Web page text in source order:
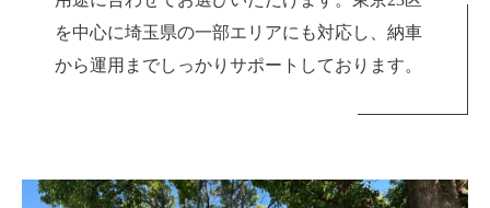
を中心に埼玉県の一部エリアにも対応し、納車
から運用までしっかりサポートしております。